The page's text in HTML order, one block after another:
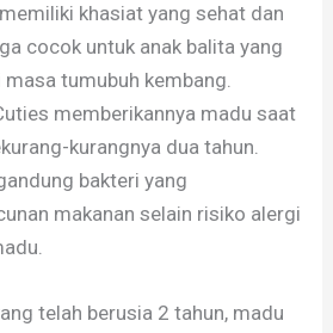
khasiat yang sehat dan
cocok untuk anak balita yang
tumubuh kembang.
memberikannya madu saat
kurangnya dua tahun.
bakteri yang
makanan selain risiko alergi
telah berusia 2 tahun, madu